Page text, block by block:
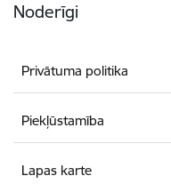
Noderīgi
Privātuma politika
Piekļūstamība
Lapas karte